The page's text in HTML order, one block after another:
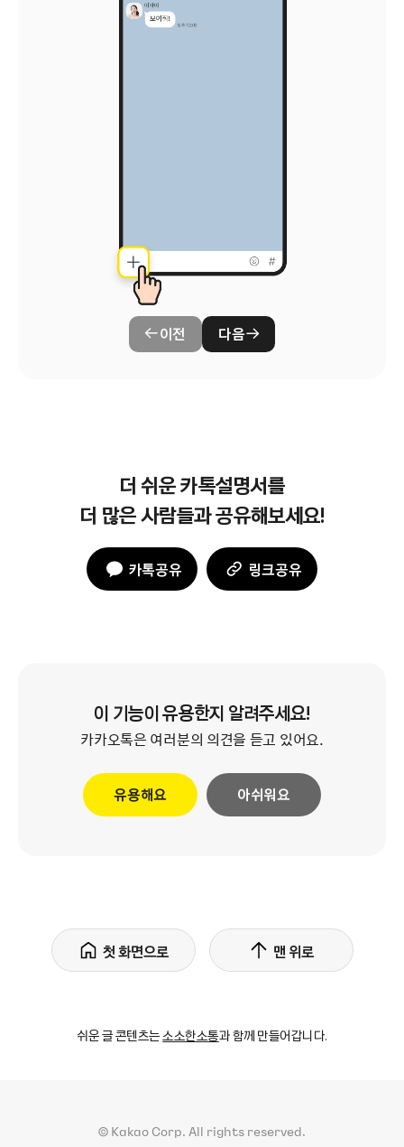
이전 다음
더 쉬운 카톡설명서를
더 많은 사람들과 공유해보세요!
카톡공유 링크공유
이 기능이 유용한지 알려주세요!
카카오톡은 여러분의 의견을 듣고 있어요.
유용해요 아쉬워요
첫 화면으로 맨 위로
쉬운 글 콘텐츠는소소한소통과 함께 만들어갑니다.
© Kakao Corp. All rights reserved.